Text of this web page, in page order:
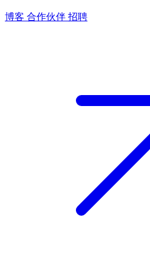
博客 合作伙伴 招聘